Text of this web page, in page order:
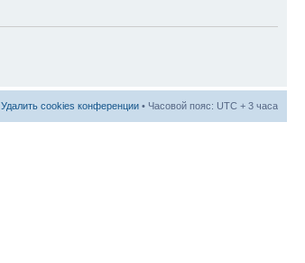
Удалить cookies конференции • Часовой пояс: UTC + 3 часа